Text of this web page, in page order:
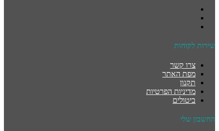
שירות לקוחות
צרו קשר
מפת האתר
תקנון
מדיניות הפרטיות
ביטולים
החשבון שלי